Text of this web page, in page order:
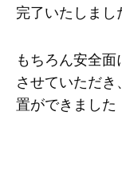
完了いたしまし
もちろん安全
させていただ
置ができました